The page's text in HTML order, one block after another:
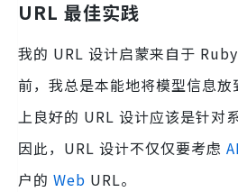
URL 最佳实践
我的 URL 设计启蒙来自于
前，我总是本能地将模型信息
上良好的 URL 设计应该是针对
因此，URL 设计不仅仅要考虑
户的 Web URL。